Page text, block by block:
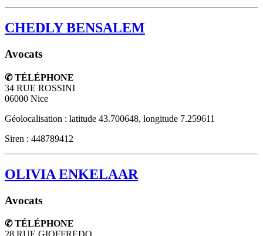
CHEDLY BENSALEM
Avocats
✆ TÉLÉPHONE
34 RUE ROSSINI
06000 Nice
Géolocalisation : latitude 43.700648, longitude 7.259611
Siren : 448789412
OLIVIA ENKELAAR
Avocats
✆ TÉLÉPHONE